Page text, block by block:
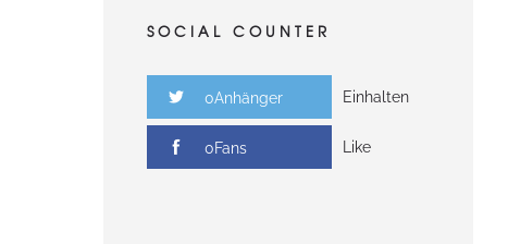
SOCIAL COUNTER
0Anhänger Einhalten
0Fans Like